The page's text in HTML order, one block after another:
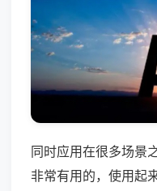
同时应用在很多场景
非常有用的，使用起